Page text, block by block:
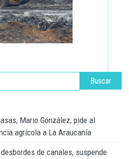
Mario González, pide al
agrícola a La Araucanía
de canales, suspende